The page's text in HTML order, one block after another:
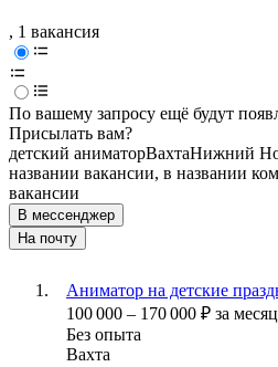
, 1 вакансия
По вашему запросу ещё будут
Присылать вам?
детский аниматорВахтаНижний
названии вакансии, в названии
вакансии
В мессенджер
На почту
Аниматор на детские
100 000 – 170 000 ₽ за
Без опыта
Вахта